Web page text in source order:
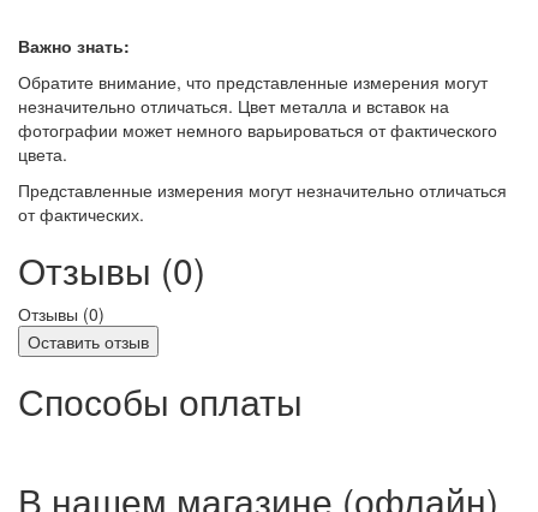
Важно знать:
Обратите внимание, что представленные измерения могут
незначительно отличаться. Цвет металла и вставок на
фотографии может немного варьироваться от фактического
цвета.
Представленные измерения могут незначительно отличаться
от фактических.
Отзывы (0)
Отзывы (0)
Оставить отзыв
Способы оплаты
В нашем магазине (офлайн)